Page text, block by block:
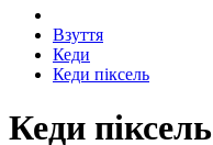
Взуття
Кеди
Кеди піксель
Кеди піксель